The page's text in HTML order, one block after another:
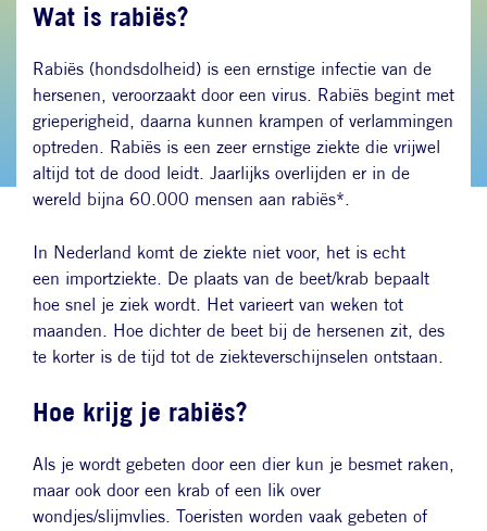
Wat is rabiës?
Rabiës (hondsdolheid) is een ernstige infectie van de
hersenen, veroorzaakt door een virus. Rabiës begint met
grieperigheid, daarna kunnen krampen of verlammingen
optreden. Rabiës is een zeer ernstige ziekte die vrijwel
altijd tot de dood leidt. Jaarlijks overlijden er in de
wereld bijna 60.000 mensen aan rabiës*.
In Nederland komt de ziekte niet voor, het is echt
een importziekte. De plaats van de beet/krab bepaalt
hoe snel je ziek wordt. Het varieert van weken tot
maanden. Hoe dichter de beet bij de hersenen zit, des
te korter is de tijd tot de ziekteverschijnselen ontstaan.
Hoe krijg je rabiës?
Als je wordt gebeten door een dier kun je besmet raken,
maar ook door een krab of een lik over
wondjes/slijmvlies. Toeristen worden vaak gebeten of